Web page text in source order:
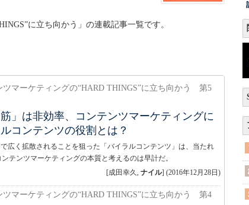
に立ち向かう」の連載記事一覧です。
ツマーケティングの“HARD THINGS”に立ち向かう 第5
筋」は非効率、コンテンツマーケティングに
コンテンツの役割とは？
広く拡散されることを狙った「バイラルコンテンツ」は、当たれ
テンツマーケティングの本質と考えるのは早計だ。
[成田幸久, ナイル] (2016年12月28日 )
ツマーケティングの“HARD THINGS”に立ち向かう 第4